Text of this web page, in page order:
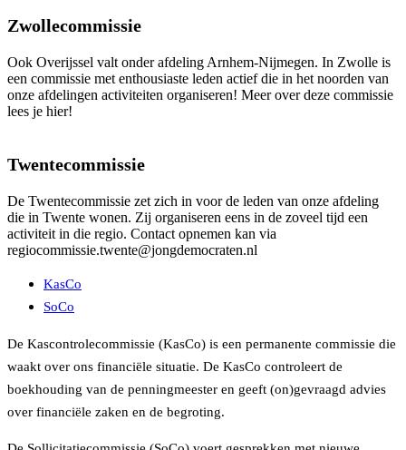
Zwollecommissie
Ook Overijssel valt onder afdeling Arnhem-Nijmegen. In Zwolle is
een commissie met enthousiaste leden actief die in het noorden van
onze afdelingen activiteiten organiseren! Meer over deze commissie
lees je hier!
Twentecommissie
De Twentecommissie zet zich in voor de leden van onze afdeling
die in Twente wonen. Zij organiseren eens in de zoveel tijd een
activiteit in die regio. Contact opnemen kan via
regiocommissie.twente@jongdemocraten.nl
KasCo
SoCo
De Kascontrolecommissie (KasCo) is een permanente commissie die
waakt over ons financiële situatie. De KasCo controleert de
boekhouding van de penningmeester en geeft (on)gevraagd advies
over financiële zaken en de begroting.